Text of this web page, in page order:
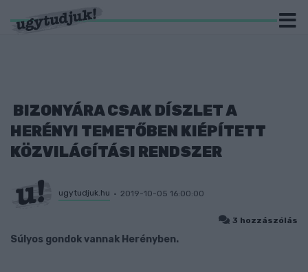
BIZONYÁRA CSAK DÍSZLET A
HERÉNYI TEMETŐBEN KIÉPÍTETT
KÖZVILÁGÍTÁSI RENDSZER
ugytudjuk.hu 2019-10-05 16:00:00
3 hozzászólás
Súlyos gondok vannak Herényben.